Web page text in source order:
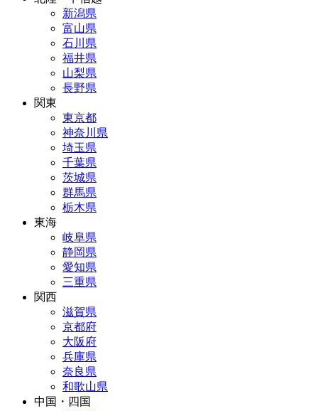
新潟県
富山県
石川県
福井県
山梨県
長野県
関東
東京都
神奈川県
埼玉県
千葉県
茨城県
群馬県
栃木県
東海
岐阜県
静岡県
愛知県
三重県
関西
滋賀県
京都府
大阪府
兵庫県
奈良県
和歌山県
中国・四国